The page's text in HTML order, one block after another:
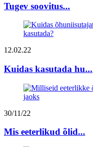
Tugev soovitus...
12.02.22
Kuidas kasutada hu...
30/11/22
Mis eeterlikud õlid...